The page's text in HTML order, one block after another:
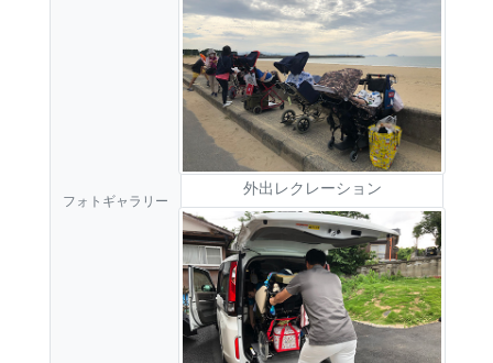
フォトギャラリー
外出レクレーション